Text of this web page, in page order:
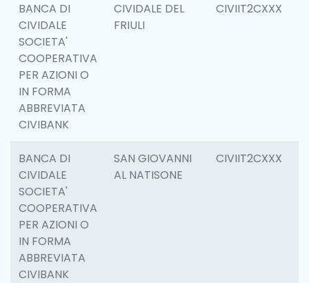
BANCA DI
CIVIDALE
SOCIETA'
COOPERATIVA
PER AZIONI O
IN FORMA
ABBREVIATA
CIVIBANK
CIVIDALE DEL
FRIULI
CIVIIT2CXXX
BANCA DI
CIVIDALE
SOCIETA'
COOPERATIVA
PER AZIONI O
IN FORMA
ABBREVIATA
CIVIBANK
SAN GIOVANNI
AL NATISONE
CIVIIT2CXXX